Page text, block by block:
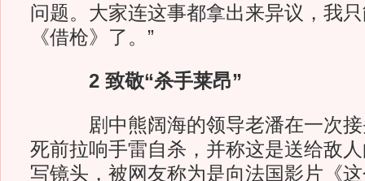
问题。大家连这事都拿出来异议，我
《借枪》了。”
2 致敬“杀手莱昂”
剧中熊阔海的领导老潘在一次接
死前拉响手雷自杀，并称这是送给敌
写镜头，被网友称为是向法国影片《